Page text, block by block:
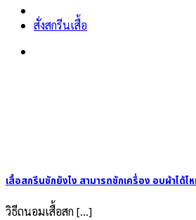
สั่งสกรีนเสื้อ
เสื้อสกรีนซักยังไง สามารถซักเครื่อง อบผ้าได้ไ
วิธีถนอมเสื้อสก [...]